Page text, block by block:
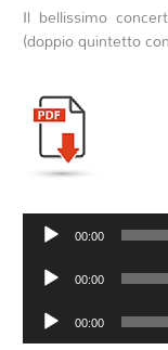
Il bellissimo
(doppio quintetto
Audio
Player
00:00
Audio
Player
00:00
Audio
Player
00:00